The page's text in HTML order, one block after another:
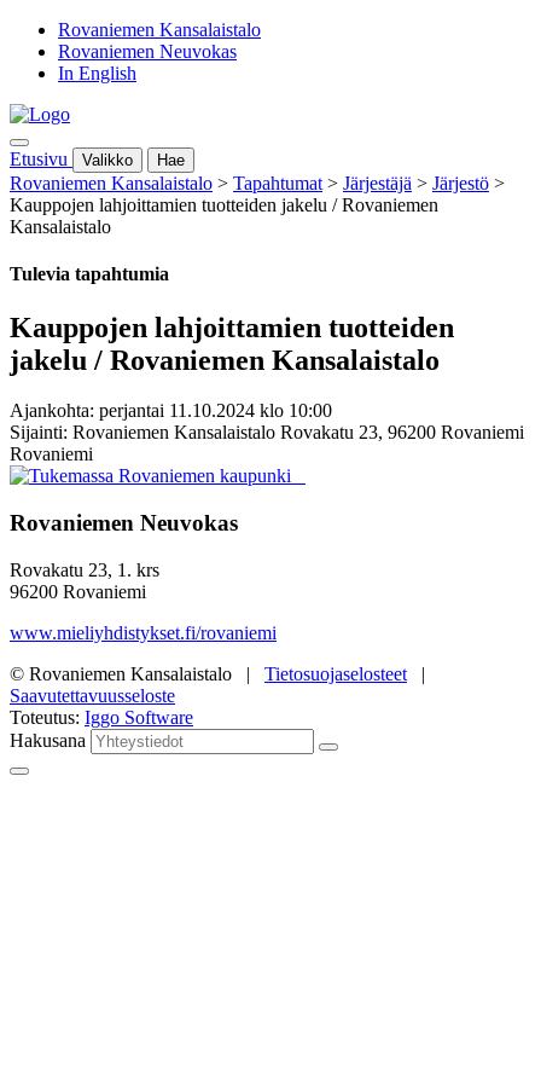
Rovaniemen Kansalaistalo
Rovaniemen Neuvokas
In English
Etusivu Valikko Hae
Rovaniemen Kansalaistalo > Tapahtumat > Järjestäjä > Järjestö >
Kauppojen lahjoittamien tuotteiden jakelu / Rovaniemen
Kansalaistalo
Tulevia tapahtumia
Kauppojen lahjoittamien tuotteiden
jakelu / Rovaniemen Kansalaistalo
Ajankohta: perjantai 11.10.2024 klo 10:00
Sijainti: Rovaniemen Kansalaistalo Rovakatu 23, 96200 Rovaniemi
Rovaniemi
Rovaniemen Neuvokas
Rovakatu 23, 1. krs
96200 Rovaniemi
www.mieliyhdistykset.fi/rovaniemi
© Rovaniemen Kansalaistalo | Tietosuojaselosteet |
Saavutettavuusseloste
Toteutus: Iggo Software
Hakusana